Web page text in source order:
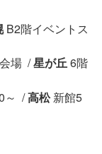
B2階イベントス
場 /星が丘6階
～ /高松新館5